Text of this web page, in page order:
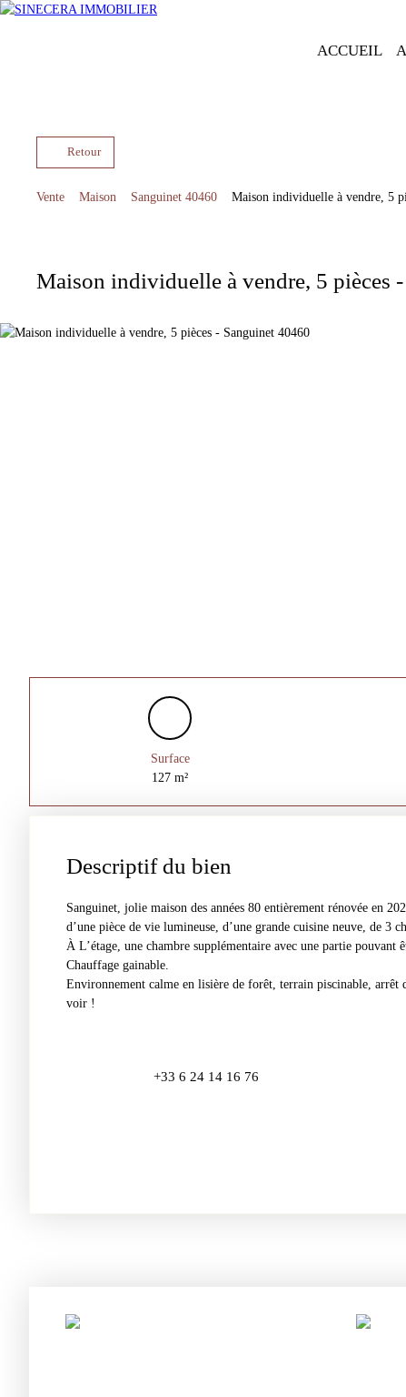
ACCUEIL
Retour
Vente Maison Sanguinet 40460 Maison individuelle à vendre, 5
Maison individuelle à vendre, 5 pièces
Surface
127m²
Descriptif du bien
Sanguinet, jolie maison des années 80 entièrement rénovée en
d’une pièce de vie lumineuse, d’une grande cuisine neuve, de 3
À L’étage, une chambre supplémentaire avec une partie pouvant
Chauffage gainable.
Environnement calme en lisière de forêt, terrain piscinable, arrêt
voir !
+33 6 24 14 16 76